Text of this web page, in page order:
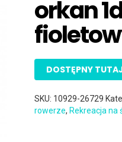
orkan
DOSTĘPNY
SKU: 10929-26729
rowerze, Rekreacja